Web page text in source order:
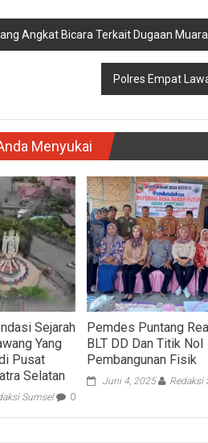
Angkat Bicara Terkait Dugaan
Polres Empat
Menyukai
Sejarah
Yang
Pusat
Selatan
Sumsel 0
Pemdes Puntang
BLT DD Dan Titik Nol
Pembangunan Fisik
Juni 4, 2025 Redaksi